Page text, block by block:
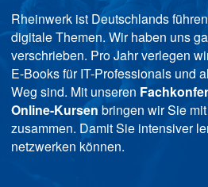
Rheinwerk ist Deutschlands
digitale Themen. Wir haben uns
verschrieben. Pro Jahr verlegen
E-Books für IT-Professionals und
Weg sind. Mit unseren
Online-Kursen bringen wir Sie
zusammen. Damit Sie intensiver
netzwerken können.